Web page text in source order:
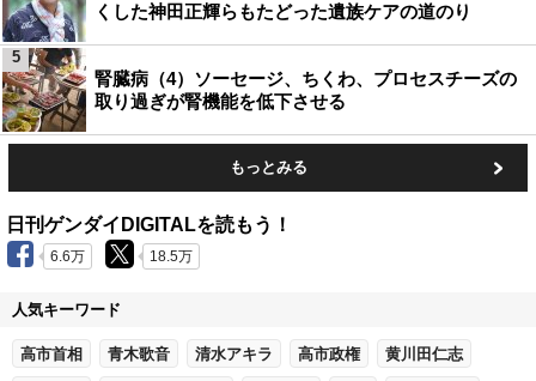
くした神田正輝らもたどった遺族ケアの道のり
腎臓病（4）ソーセージ、ちくわ、プロセスチーズの
取り過ぎが腎機能を低下させる
5
もっとみる
日刊ゲンダイDIGITALを読もう！
6.6万 18.5万
人気キーワード
高市首相 青木歌音 清水アキラ 高市政権 黄川田仁志